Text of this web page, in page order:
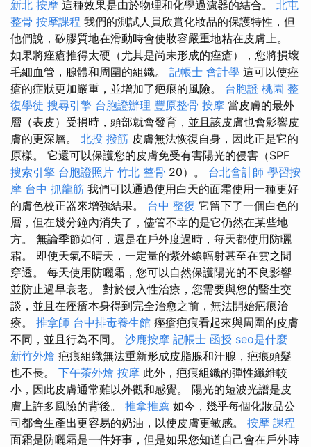
新北 按摩 這種效果是由於物理和化學過濾器的結合。 北屯
整骨 按摩課程 我們的測試人員欣賞化妝品的保護特性，但
他們說，矽膠質地在滑動時會使妝容嚴重地粘在皮膚上。
如果將痤瘡推得太硬（尤其是尚未形成的痤瘡），您將損壞
毛細血管，腺體和周圍的組織。 記帳士 會計學 這可以使痤
瘡的症狀更加嚴重，並增加了疤痕的風險。 台胞證 桃園 整
復學徒 搜尋引擎 台胞證辦理 豐原整骨 按摩 當皮膚的最外
層（表皮）受損時，頭部就會發育，並且該皮膚也會影響皮
膚的更深層。 北投 撥筋 皮膚無法恢復自身，因此正是它的
原樣。 它還可以保護您的皮膚免受有害陽光的侵害（SPF
搜索引擎 台胞證照片 竹北 整骨 20）。 台北會計師 學習按
摩 台中 抓龍筋 我們可以通過使用白天的面霜使用一種更好
的膚色校正器來增強結果。 台中 整復 它留下了一個白色的
層，但在幾分鐘內消失了，儘管不幸的是它仍然在某些地
方。 無論季節如何，還是在戶外度過時，每天都使用防曬
霜。 即使天氣不晴天，一定量的紫外線輻射甚至在雲之間
穿透。 每天使用防曬霜，您可以自然保護陽光的不良影響
並防止過早衰老。 對於侵入性治療，您需要與您的醫生交
談，並且在痤瘡本身得到完全治愈之前，無法開始疤痕治
療。 推拿師 台中排毒養生館 痤瘡疤痕看起來與周圍的皮膚
不同，並且行為不同。 沙鹿按摩 記帳士 函授 seo是什麼
新竹外燴 疤痕組織無法重新形成皮脂腺和汗腺，疤痕頭髮
也不長。 下午茶外燴 按摩 此外，疤痕組織的彈性纖維較
小，因此皮膚通常難以外觀和感覺。 陽光的短波光譜是皮
膚上許多風險的背後。 推拿推薦 如今，幾乎每個化妝品公
司都會生產出更容易的奶油，以使皮膚更敏感。 按摩 課程
面霜是防曬霜是一件好事，但是如果您知道自己會在戶外時